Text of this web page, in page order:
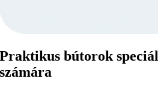
Praktikus bútorok
számára